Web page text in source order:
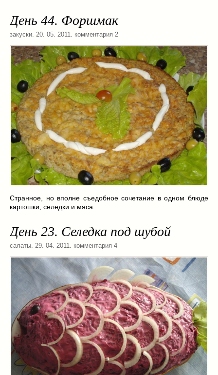
День 44. Форшмак
закуски . 20. 05. 2011. комментария 2
Странное, но вполне съедобное сочетание в одном блюде
картошки, селедки и мяса.
День 23. Селедка под шубой
салаты. 29. 04. 2011. комментария 4